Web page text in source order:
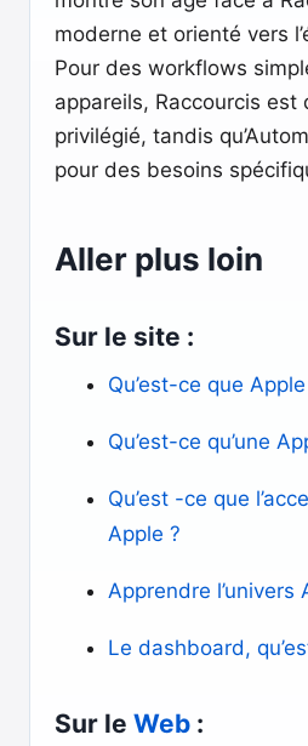
moderne et orienté vers
Pour des workflows
appareils, Raccourcis est
privilégié, tandis
pour des besoins
Aller plus loin
Sur le site :
Qu’est-ce que
Qu’est-ce qu’une
Qu’est -ce que
Apple ?
Apprendre l’univers
Le dashboard,
Sur le Web :